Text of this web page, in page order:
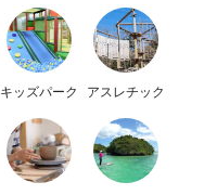
キッズパーク アスレチック